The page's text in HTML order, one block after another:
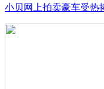
小贝网上拍卖豪车受热